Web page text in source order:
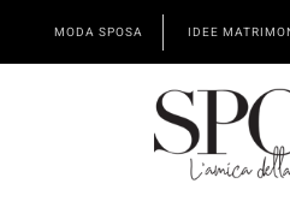
MODA SPOSA IDEE